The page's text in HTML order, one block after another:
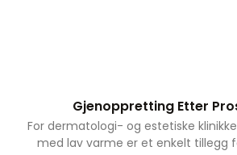
Gjenoppretting Etter
For dermatologi- og estetiske
med lav varme er et enkelt tillegg